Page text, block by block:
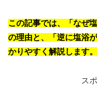
この記事では、「なぜ
の理由と、
「逆に塩浴
かりやすく解説します。
ス